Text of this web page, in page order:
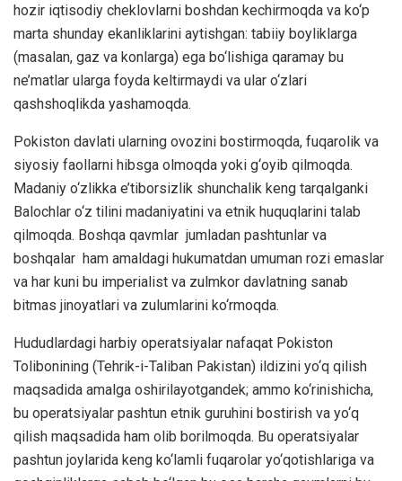
hozir iqtisodiy cheklovlarni boshdan kechirmoqda va ko‘p
marta shunday ekanliklarini aytishgan: tabiiy boyliklarga
(masalan, gaz va konlarga) ega bo‘lishiga qaramay bu
ne’matlar ularga foyda keltirmaydi va ular o‘zlari
qashshoqlikda yashamoqda.
Pokiston davlati ularning ovozini bostirmoqda, fuqarolik va
siyosiy faollarni hibsga olmoqda yoki g‘oyib qilmoqda.
Madaniy o‘zlikka e’tiborsizlik shunchalik keng tarqalganki
Balochlar o‘z tilini madaniyatini va etnik huquqlarini talab
qilmoqda. Boshqa qavmlar jumladan pashtunlar va
boshqalar ham amaldagi hukumatdan umuman rozi emaslar
va har kuni bu imperialist va zulmkor davlatning sanab
bitmas jinoyatlari va zulumlarini ko‘rmoqda.
Hududlardagi harbiy operatsiyalar nafaqat Pokiston
Tolibonining (Tehrik-i-Taliban Pakistan) ildizini yo‘q qilish
maqsadida amalga oshirilayotgandek; ammo ko‘rinishicha,
bu operatsiyalar pashtun etnik guruhini bostirish va yo‘q
qilish maqsadida ham olib borilmoqda. Bu operatsiyalar
pashtun joylarida keng ko‘lamli fuqarolar yo‘qotishlariga va